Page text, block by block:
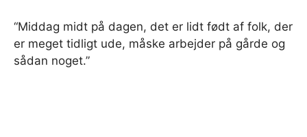
“Middag midt på dagen, det er lidt født af folk, der
er meget tidligt ude, måske arbejder på gårde og
sådan noget.”